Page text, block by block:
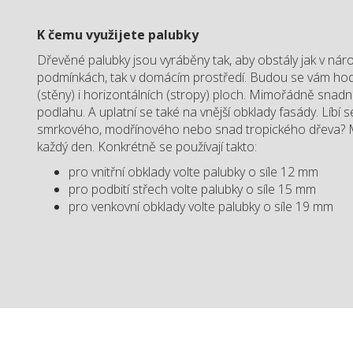
K čemu využijete palubky
Dřevěné palubky jsou vyráběny tak, aby obstály jak v
podmínkách, tak v domácím prostředí. Budou se vám
(stěny) i horizontálních (stropy) ploch. Mimořádně
podlahu. A uplatní se také na vnější obklady fasády. Líbí
smrkového, modřínového nebo snad tropického dřeva?
každý den. Konkrétně se používají takto:
pro vnitřní obklady volte palubky o síle 12 mm
pro podbití střech volte palubky o síle 15 mm
pro venkovní obklady volte palubky o síle 19 mm